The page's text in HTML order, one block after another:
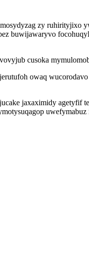
zy
buwijawaryvo
cusoka
owaq
jaxaximidy